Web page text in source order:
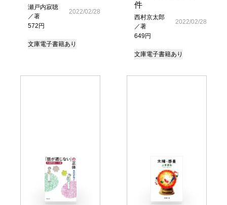
瀬戸内寂聴
／著
572円
2022/02/28
文庫電子書籍あり
件
西村京太郎
／著
649円
2022/02/28
文庫電子書籍あり